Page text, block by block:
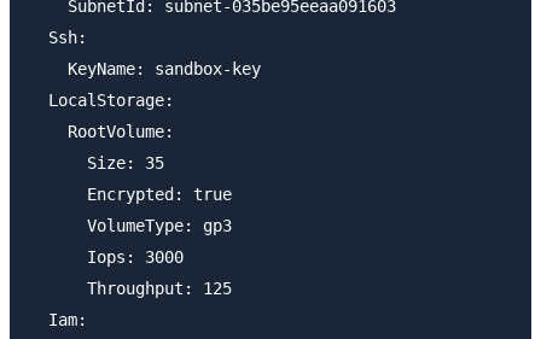
    SubnetId: subnet-035be95eeaa091603
  Ssh:
    KeyName: sandbox-key
  LocalStorage:
    RootVolume:
      Size: 35
      Encrypted: true
      VolumeType: gp3
      Iops: 3000
      Throughput: 125
  Iam: